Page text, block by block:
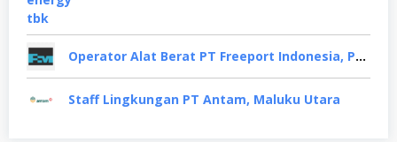
Operator Alat Berat PT Freeport Indonesia, Papua
Staff Lingkungan PT Antam, Maluku Utara